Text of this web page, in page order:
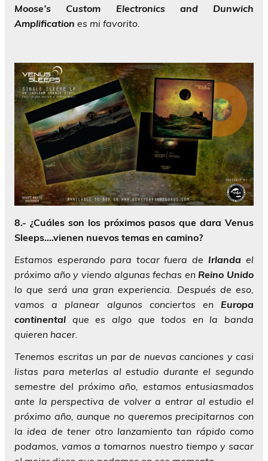
Moose’s Custom Electronics and Dunwich
Amplification es mi favorito.
8.- ¿Cuáles son los próximos pasos que dara Venus
Sleeps….vienen nuevos temas en camino?
Estamos esperando para tocar fuera de Irlanda el
próximo año y viendo algunas fechas en Reino Unido
lo que será una gran experiencia. Después de eso,
vamos a planear algunos conciertos en Europa
continental que es algo que todos en la banda
quieren hacer.
Tenemos escritas un par de nuevas canciones y casi
listas para meterlas al estudio durante el segundo
semestre del próximo año, estamos entusiasmados
ante la perspectiva de volver a entrar al estudio el
próximo año, aunque no queremos precipitarnos con
la idea de tener otro lanzamiento tan rápido como
podamos, vamos a tomarnos nuestro tiempo y sacar